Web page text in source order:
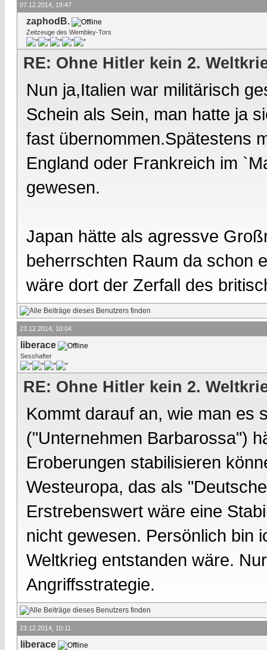
07.12.2014, 19:47
zaphodB.
Zeitzeuge des Wembley-Tors
RE: Ohne Hitler kein 2.
Nun ja,Italien war militärisch
Schein als Sein, man hatte ja
fast übernommen.Spätestens
England oder Frankreich im
gewesen.
Japan hätte als agressve
beherrschten Raum da schon
wäre dort der Zerfall des
23.12.2014, 10:04
liberace
Sesshafter
RE: Ohne Hitler kein 2.
Kommt darauf an, wie man es
("Unternehmen Barbarossa")
Eroberungen stabilisieren
Westeuropa, das als
Erstrebenswert wäre eine
nicht gewesen. Persönlich bin
Weltkrieg entstanden wäre.
Angriffsstrategie.
23.12.2014, 10:11
liberace